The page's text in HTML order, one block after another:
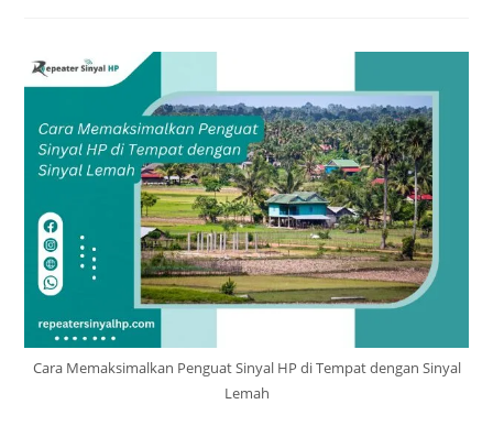
Penguat
Cara Memaksimalkan Penguat Sinyal HP di Tempat dengan Sinyal
Lemah